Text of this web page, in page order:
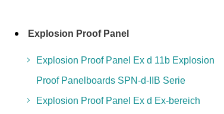
Explosion Proof Panel
Explosion Proof Panel Ex d 11b Explosion
Proof Panelboards SPN-d-IIB Serie
Explosion Proof Panel Ex d Ex-bereich